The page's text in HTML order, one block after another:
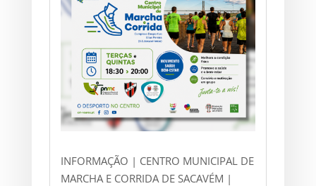
INFORMAÇÃO | CENTRO MUNICIPAL DE
MARCHA E CORRIDA DE SACAVÉM |